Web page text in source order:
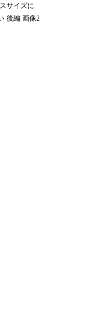
サイズに
後編 画像2